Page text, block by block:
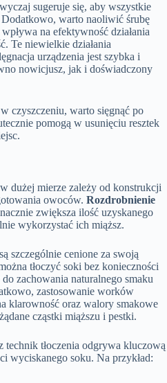
sugeruje się, aby wszystkie
warto naoliwić śrubę
na efektywność działania
Te niewielkie działania
urządzenia jest szybka i
nowicjusz, jak i doświadczony
czyszczeniu, warto sięgnąć po
pomogą w usunięciu resztek
w dużej mierze zależy od konstrukcji
owoców. Rozdrobnienie
zwiększa ilość uzyskanego
wykorzystać ich miąższ.
są szczególnie cenione za swoją
tłoczyć soki bez konieczności
zachowania naturalnego smaku
zastosowanie worków
klarowność oraz walory smakowe
cząstki miąższu i pestki.
technik tłoczenia odgrywa kluczową
wyciskanego soku. Na przykład: